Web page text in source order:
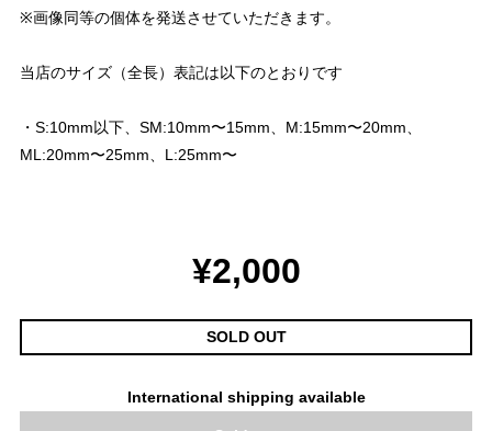
※画像同等の個体を発送させていただきます。
当店のサイズ（全長）表記は以下のとおりです
・S:10mm以下、SM:10mm〜15mm、M:15mm〜20mm、
ML:20mm〜25mm、L:25mm〜
¥2,000
SOLD OUT
International shipping available